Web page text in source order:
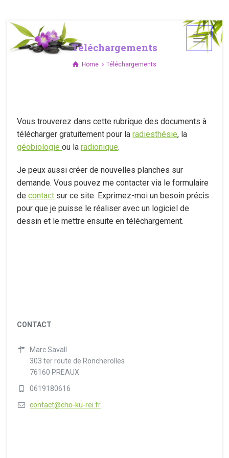
Téléchargements
Home Téléchargements
Vous trouverez dans cette rubrique des documents à
télécharger gratuitement pour laradiesthésie, la
géobiologieou laradionique.
Je peux aussi créer de nouvelles planches sur
demande. Vous pouvez me contacter via le formulaire
decontact sur ce site. Exprimez-moi un besoin précis
pour que je puisse le réaliser avec un logiciel de
dessin et le mettre ensuite en téléchargement.
CONTACT
Marc Savall
303 ter route de Roncherolles
76160 PREAUX
0619180616
contact@cho-ku-rei.fr